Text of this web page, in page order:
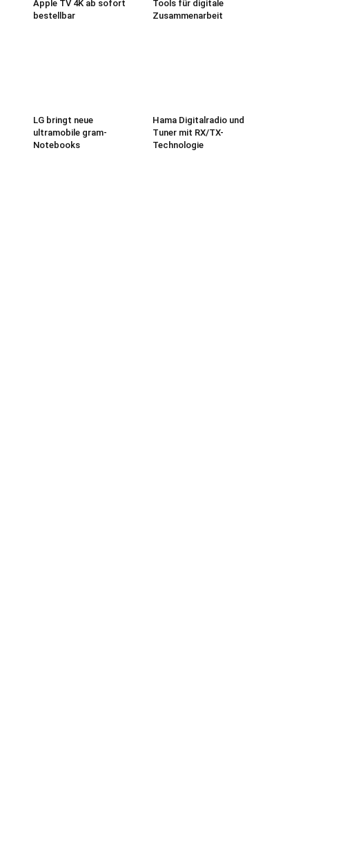
Apple TV 4K ab sofort
bestellbar
Tools für digitale
Zusammenarbeit
LG bringt neue
ultramobile gram-
Notebooks
Hama Digitalradio und
Tuner mit RX/TX-
Technologie